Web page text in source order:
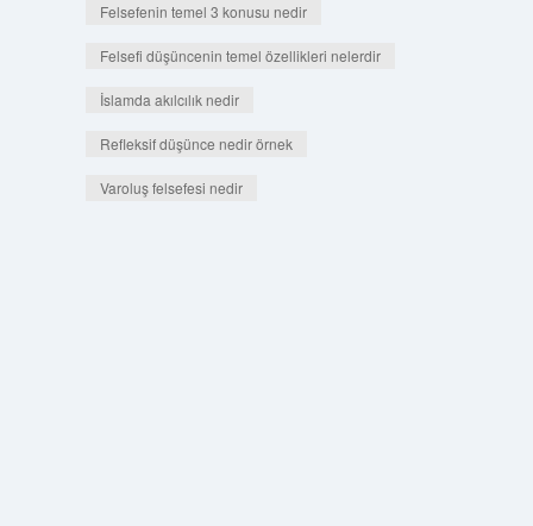
Felsefenin temel 3 konusu nedir
Felsefi düşüncenin temel özellikleri nelerdir
İslamda akılcılık nedir
Refleksif düşünce nedir örnek
Varoluş felsefesi nedir